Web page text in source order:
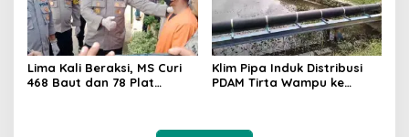
Lima Kali Beraksi, MS Curi
468 Baut dan 78 Plat
Klim Pipa Induk Distribusi
PDAM Tirta Wampu ke